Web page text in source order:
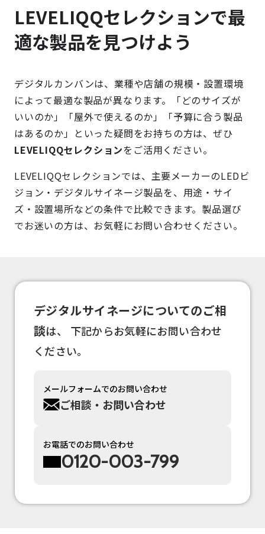
LEVELIQQセレクションで最
適な製品を見つけよう
デジタルカンバンは、業種や店舗の規模・設置環境
によって最適な製品が異なります。「どのサイズが
いいのか」「屋外で使えるのか」「予算に合う製品
はあるのか」といった疑問をお持ちの方は、ぜひ
LEVELIQQセレクションをご活用ください。
LEVELIQQセレクションでは、主要メーカーのLEDビ
ジョン・デジタルサイネージ製品を、用途・サイ
ズ・設置場所などの条件で比較できます。製品選び
でお迷いの方は、お気軽にお問い合わせください。
デジタルサイネージについてのご相
談は、
下記からお気軽にお問い合わせ
ください。
メールフォームでのお問い合わせ
ご相談・お問い合わせ
お電話でのお問い合わせ
0120-003-799